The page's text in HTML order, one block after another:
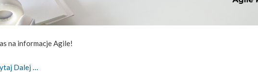
na informacje Agile!
Dalej